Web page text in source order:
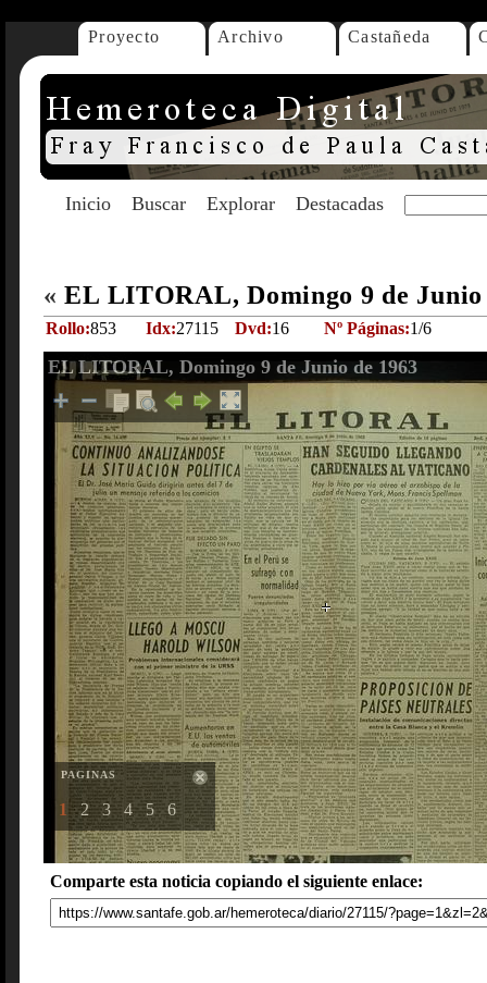
Proyecto Archivo Castañeda
Inicio Buscar Explorar Destacadas
« EL LITORAL, Domingo 9 de
Rollo:853 Idx:27115 Dvd:16 Nº Páginas:1/6
EL LITORAL, Domingo 9 de Junio de 1963
PAGINAS
1 2 3 4 5 6
Comparte esta noticia copiando el siguiente enlace: